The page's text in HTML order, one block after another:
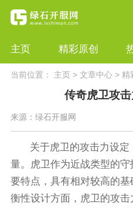
主页 精彩原创
当前位置： 主页> 文章中心> 精
传奇虎卫攻
来源：绿石开服网
关于虎卫的攻击力设
量。虎卫作为近战类型的
要特点，具有相对较高的
衡性设计方面，虎卫的攻